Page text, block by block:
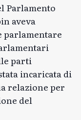
Parlamento
aveva
parlamentare
parti
incaricata di
relazione per
del